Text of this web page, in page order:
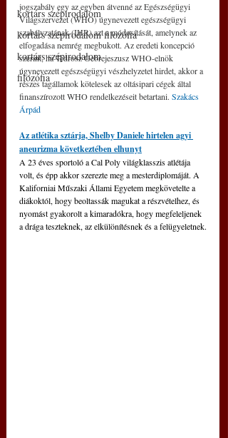
kortárs szépirodalom
kortárs szépirodalom filozófia
kortárs szépirodalom
filozófia
jogszabály egy az egyben átvenné az Egészségügyi
Világszervezet (WHO) úgynevezett egészségügyi
szabályzatának (IHR) azt a módosítását, amelynek az
elfogadása nemrég megbukott. Az eredeti koncepció
szerint, ha Tedrosz Gebrejeszusz WHO-elnök
úgynevezett egészségügyi vészhelyzetet hirdet, akkor a
részes tagállamok kötelesek az oltásipari cégek által
finanszírozott WHO rendelkezéseit betartani. Szakács
Árpád
Az atlétika sztárja, Shelby Daniele hirtelen agyi
aneurizma következtében elhunyt
A 23 éves sportoló a Cal Poly világklasszis atlétája
volt, és épp akkor szerezte meg a mesterdiplomáját. A
Kaliforniai Műszaki Állami Egyetem megkövetelte a
diákoktól, hogy beoltassák magukat a részvételhez, és
nyomást gyakorolt a kimaradókra, hogy megfeleljenek
a drága teszteknek, az elkülönítésnek és a felügyeletnek.